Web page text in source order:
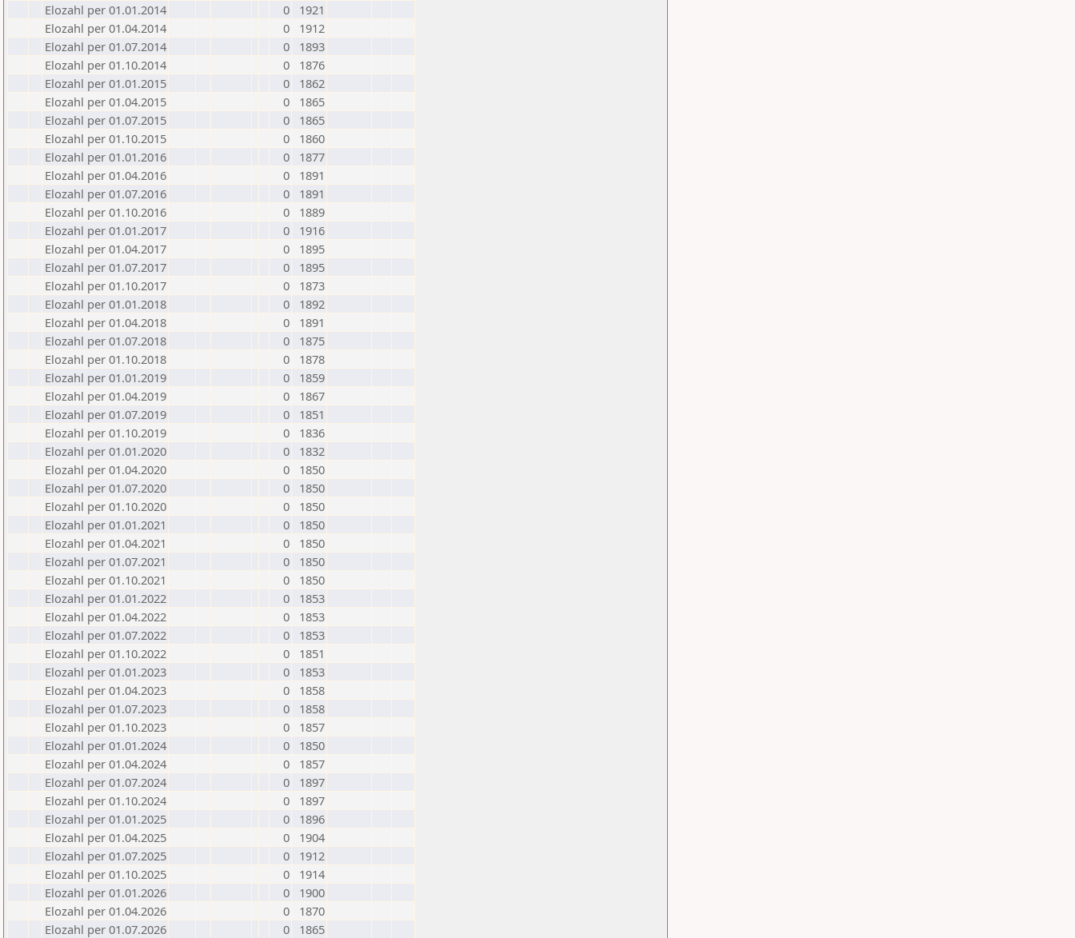
Elozahl per 01.01.2014
0
1921
Elozahl per 01.04.2014
0
1912
Elozahl per 01.07.2014
0
1893
Elozahl per 01.10.2014
0
1876
Elozahl per 01.01.2015
0
1862
Elozahl per 01.04.2015
0
1865
Elozahl per 01.07.2015
0
1865
Elozahl per 01.10.2015
0
1860
Elozahl per 01.01.2016
0
1877
Elozahl per 01.04.2016
0
1891
Elozahl per 01.07.2016
0
1891
Elozahl per 01.10.2016
0
1889
Elozahl per 01.01.2017
0
1916
Elozahl per 01.04.2017
0
1895
Elozahl per 01.07.2017
0
1895
Elozahl per 01.10.2017
0
1873
Elozahl per 01.01.2018
0
1892
Elozahl per 01.04.2018
0
1891
Elozahl per 01.07.2018
0
1875
Elozahl per 01.10.2018
0
1878
Elozahl per 01.01.2019
0
1859
Elozahl per 01.04.2019
0
1867
Elozahl per 01.07.2019
0
1851
Elozahl per 01.10.2019
0
1836
Elozahl per 01.01.2020
0
1832
Elozahl per 01.04.2020
0
1850
Elozahl per 01.07.2020
0
1850
Elozahl per 01.10.2020
0
1850
Elozahl per 01.01.2021
0
1850
Elozahl per 01.04.2021
0
1850
Elozahl per 01.07.2021
0
1850
Elozahl per 01.10.2021
0
1850
Elozahl per 01.01.2022
0
1853
Elozahl per 01.04.2022
0
1853
Elozahl per 01.07.2022
0
1853
Elozahl per 01.10.2022
0
1851
Elozahl per 01.01.2023
0
1853
Elozahl per 01.04.2023
0
1858
Elozahl per 01.07.2023
0
1858
Elozahl per 01.10.2023
0
1857
Elozahl per 01.01.2024
0
1850
Elozahl per 01.04.2024
0
1857
Elozahl per 01.07.2024
0
1897
Elozahl per 01.10.2024
0
1897
Elozahl per 01.01.2025
0
1896
Elozahl per 01.04.2025
0
1904
Elozahl per 01.07.2025
0
1912
Elozahl per 01.10.2025
0
1914
Elozahl per 01.01.2026
0
1900
Elozahl per 01.04.2026
0
1870
Elozahl per 01.07.2026
0 1865